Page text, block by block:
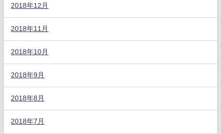
2018年12月
2018年11月
2018年10月
2018年9月
2018年8月
2018年7月